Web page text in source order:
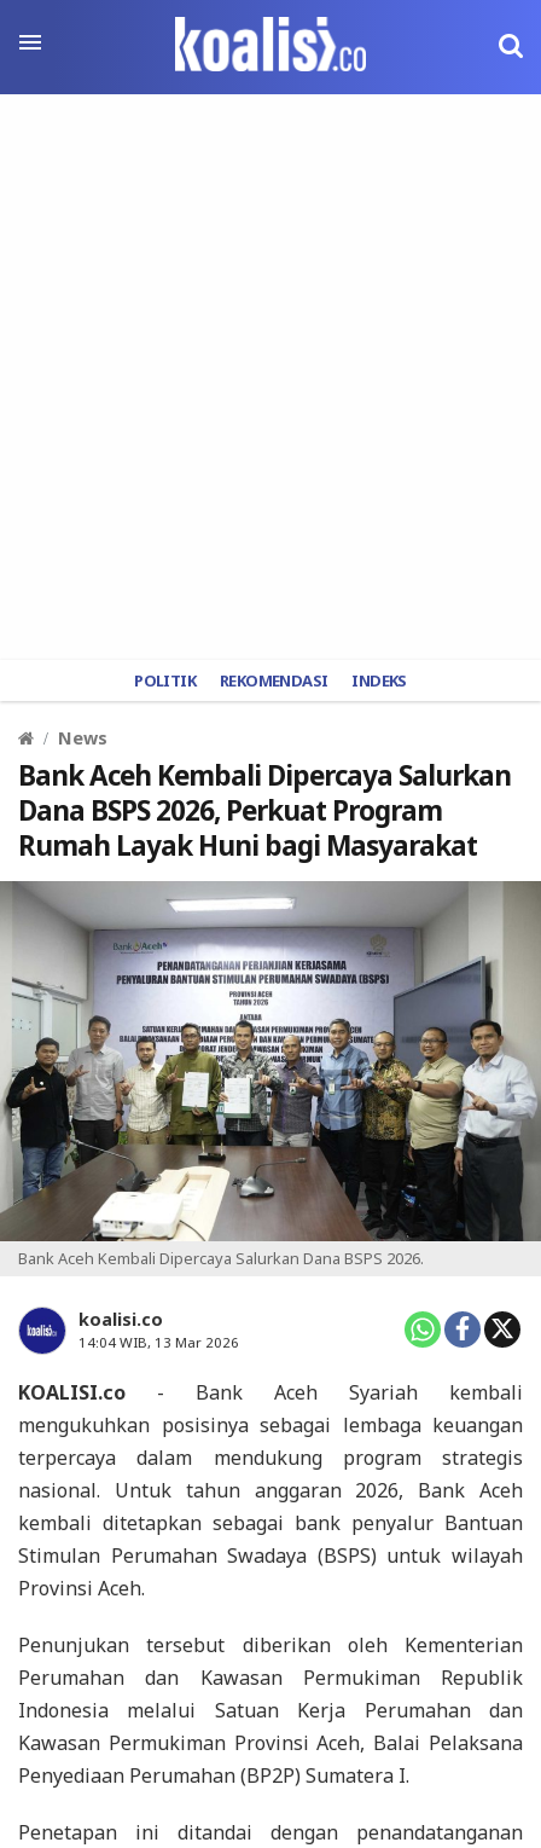
POLITIK REKOMENDASI INDEKS
News
Bank Aceh Kembali Dipercaya Salurkan
Dana BSPS 2026, Perkuat Program
Rumah Layak Huni bagi Masyarakat
Bank Aceh Kembali Dipercaya Salurkan Dana BSPS 2026.
koalisi.co
14:04 WIB, 13 Mar 2026
KOALISI.co - Bank Aceh Syariah kembali
mengukuhkan posisinya sebagai lembaga keuangan
terpercaya dalam mendukung program strategis
nasional. Untuk tahun anggaran 2026, Bank Aceh
kembali ditetapkan sebagai bank penyalur Bantuan
Stimulan Perumahan Swadaya (BSPS) untuk wilayah
Provinsi Aceh.
Penunjukan tersebut diberikan oleh Kementerian
Perumahan dan Kawasan Permukiman Republik
Indonesia melalui Satuan Kerja Perumahan dan
Kawasan Permukiman Provinsi Aceh, Balai Pelaksana
Penyediaan Perumahan (BP2P) Sumatera I.
Penetapan ini ditandai dengan penandatanganan